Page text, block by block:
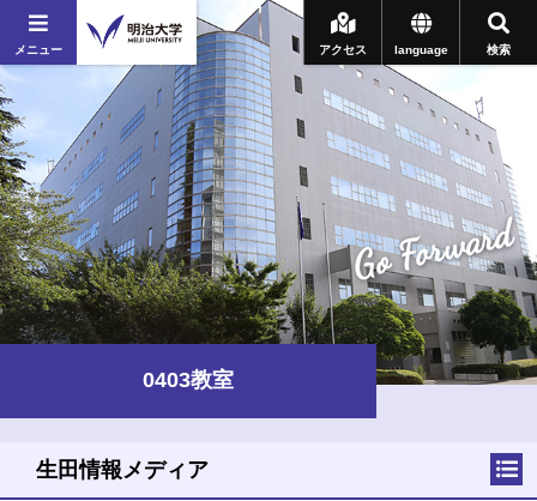
メニュー 検索
language
アクセス
Go Forward
0403教室
生田情報メディア